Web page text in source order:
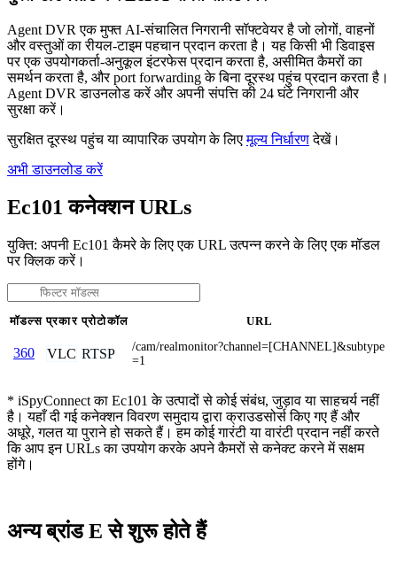
Agent DVR एक मुफ्त AI-संचालित निगरानी सॉफ्टवेयर है जो लोगों, वाहनों
और वस्तुओं का रीयल-टाइम पहचान प्रदान करता है। यह किसी भी डिवाइस
पर एक उपयोगकर्ता-अनुकूल इंटरफेस प्रदान करता है, असीमित कैमरों का
समर्थन करता है, और port forwarding के बिना दूरस्थ पहुंच प्रदान करता है।
Agent DVR डाउनलोड करें और अपनी संपत्ति की 24 घंटे निगरानी और
सुरक्षा करें।
सुरक्षित दूरस्थ पहुंच या व्यापारिक उपयोग के लिएमूल्य निर्धारणदेखें।
अभी डाउनलोड करें
Ec101 कनेक्शन URLs
युक्ति: अपनी Ec101 कैमरे के लिए एक URL उत्पन्न करने के लिए एक मॉडल
पर क्लिक करें।
मॉडल्स प्रकार प्रोटोकॉल URL
360 VLC RTSP
/cam/realmonitor?channel=[CHANNEL]&subtype
=1
* iSpyConnect का Ec101 के उत्पादों से कोई संबंध, जुड़ाव या साहचर्य नहीं
है। यहाँ दी गई कनेक्शन विवरण समुदाय द्वारा क्राउडसोर्स किए गए हैं और
अधूरे, गलत या पुराने हो सकते हैं। हम कोई गारंटी या वारंटी प्रदान नहीं करते
कि आप इन URLs का उपयोग करके अपने कैमरों से कनेक्ट करने में सक्षम
होंगे।
अन्य ब्रांड E से शुरू होते हैं